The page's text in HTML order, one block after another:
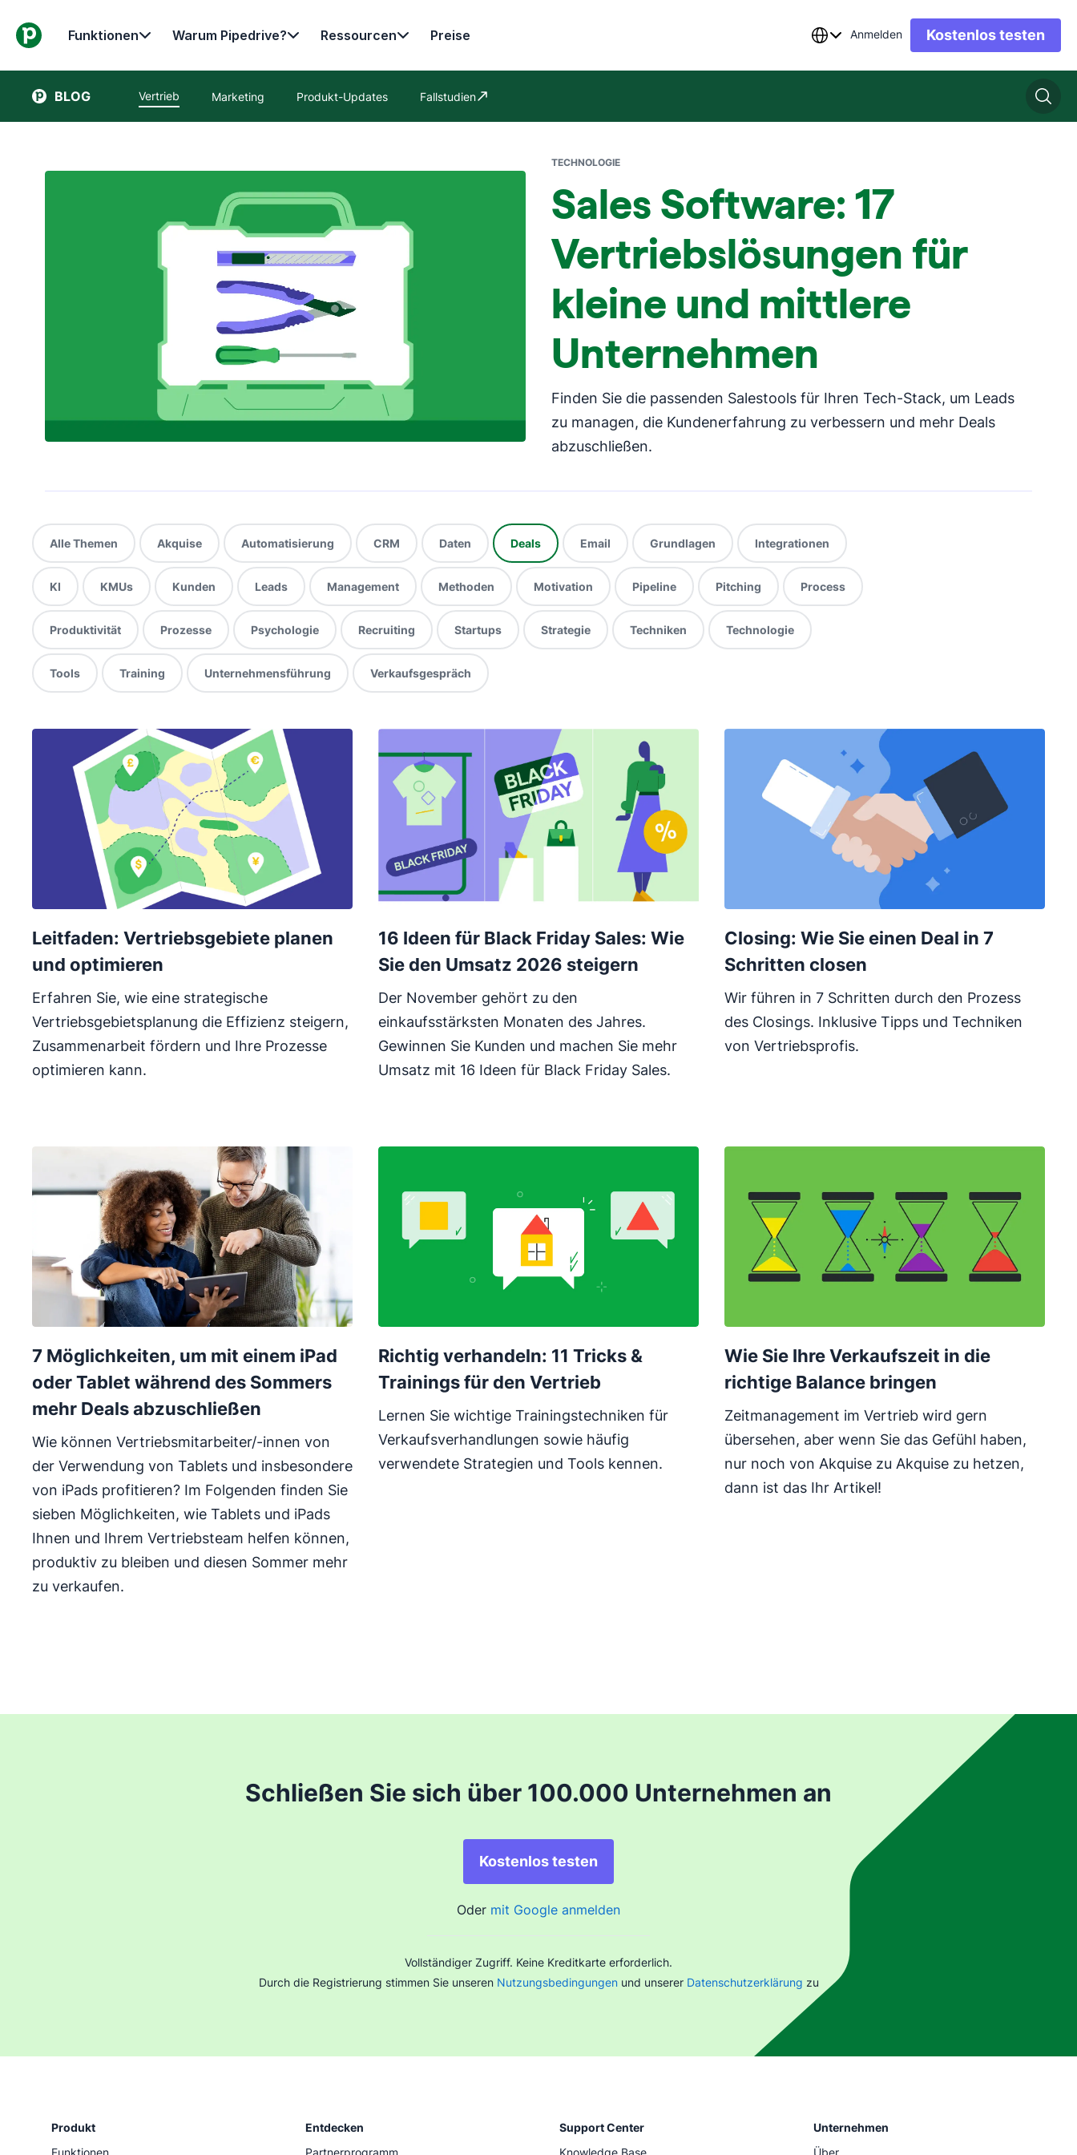
Funktionen Warum Pipedrive? Ressourcen Preise Anmelden Kostenlos testen
BLOG Vertrieb Marketing Produkt-Updates Fallstudien
In neuem Fenster öffnen
TECHNOLOGIE
Sales Software: 17
Vertriebslösungen für
kleine und mittlere
Unternehmen
Finden Sie die passenden Salestools für Ihren Tech-Stack, um Leads
zu managen, die Kundenerfahrung zu verbessern und mehr Deals
abzuschließen.
Alle Themen Akquise Automatisierung CRM Daten Deals Email Grundlagen Integrationen
KI KMUs Kunden Leads Management Methoden Motivation Pipeline Pitching Process
Produktivität Prozesse Psychologie Recruiting Startups Strategie Techniken Technologie
Tools Training Unternehmensführung Verkaufsgespräch
Leitfaden: Vertriebsgebiete planen
und optimieren
Erfahren Sie, wie eine strategische
Vertriebsgebietsplanung die Effizienz steigern,
Zusammenarbeit fördern und Ihre Prozesse
optimieren kann.
16 Ideen für Black Friday Sales: Wie
Sie den Umsatz 2026 steigern
Der November gehört zu den
einkaufsstärksten Monaten des Jahres.
Gewinnen Sie Kunden und machen Sie mehr
Umsatz mit 16 Ideen für Black Friday Sales.
Closing: Wie Sie einen Deal in 7
Schritten closen
Wir führen in 7 Schritten durch den Prozess
des Closings. Inklusive Tipps und Techniken
von Vertriebsprofis.
7 Möglichkeiten, um mit einem iPad
oder Tablet während des Sommers
mehr Deals abzuschließen
Wie können Vertriebsmitarbeiter/-innen von
der Verwendung von Tablets und insbesondere
von iPads profitieren? Im Folgenden finden Sie
sieben Möglichkeiten, wie Tablets und iPads
Ihnen und Ihrem Vertriebsteam helfen können,
produktiv zu bleiben und diesen Sommer mehr
zu verkaufen.
Richtig verhandeln: 11 Tricks &
Trainings für den Vertrieb
Lernen Sie wichtige Trainingstechniken für
Verkaufsverhandlungen sowie häufig
verwendete Strategien und Tools kennen.
Wie Sie Ihre Verkaufszeit in die
richtige Balance bringen
Zeitmanagement im Vertrieb wird gern
übersehen, aber wenn Sie das Gefühl haben,
nur noch von Akquise zu Akquise zu hetzen,
dann ist das Ihr Artikel!
Schließen Sie sich über 100.000 Unternehmen an
Kostenlos testen
Oder mit Google anmelden
Vollständiger Zugriff. Keine Kreditkarte erforderlich.
Durch die Registrierung stimmen Sie unseren Nutzungsbedingungenund unserer Datenschutzerklärung zu
Produkt
Funktionen
Entdecken
Partnerprogramm
Support Center
Knowledge Base
Unternehmen
Über